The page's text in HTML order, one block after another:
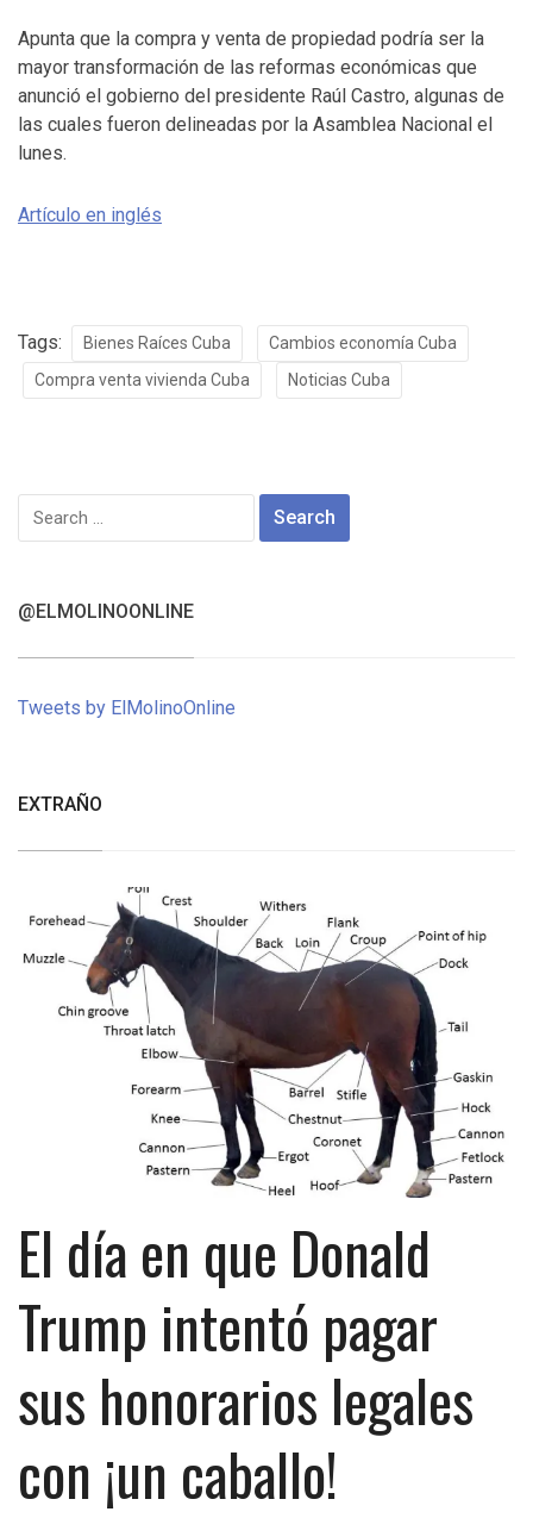
Apunta que la compra y venta de propiedad podría ser la
mayor transformación de las reformas económicas que
anunció el gobierno del presidente Raúl Castro, algunas de
las cuales fueron delineadas por la Asamblea Nacional el
lunes.
Artículo en inglés
Tags: Bienes Raíces Cuba
Cambios economía Cuba
Compra venta vivienda Cuba
Noticias Cuba
Search
for:
@ELMOLINOONLINE
Tweets by ElMolinoOnline
EXTRAÑO
El día en que Donald
Trump intentó pagar
sus honorarios legales
con ¡un caballo!